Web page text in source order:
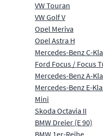
VW Touran
VW Golf V
Opel Meriva
Opel Astra H
Mercedes-Benz C-
Ford Focus / Focus
Mercedes-Benz A-
Mercedes-Benz E-
Mini
Skoda Octavia II
BMW Dreier (E 90)